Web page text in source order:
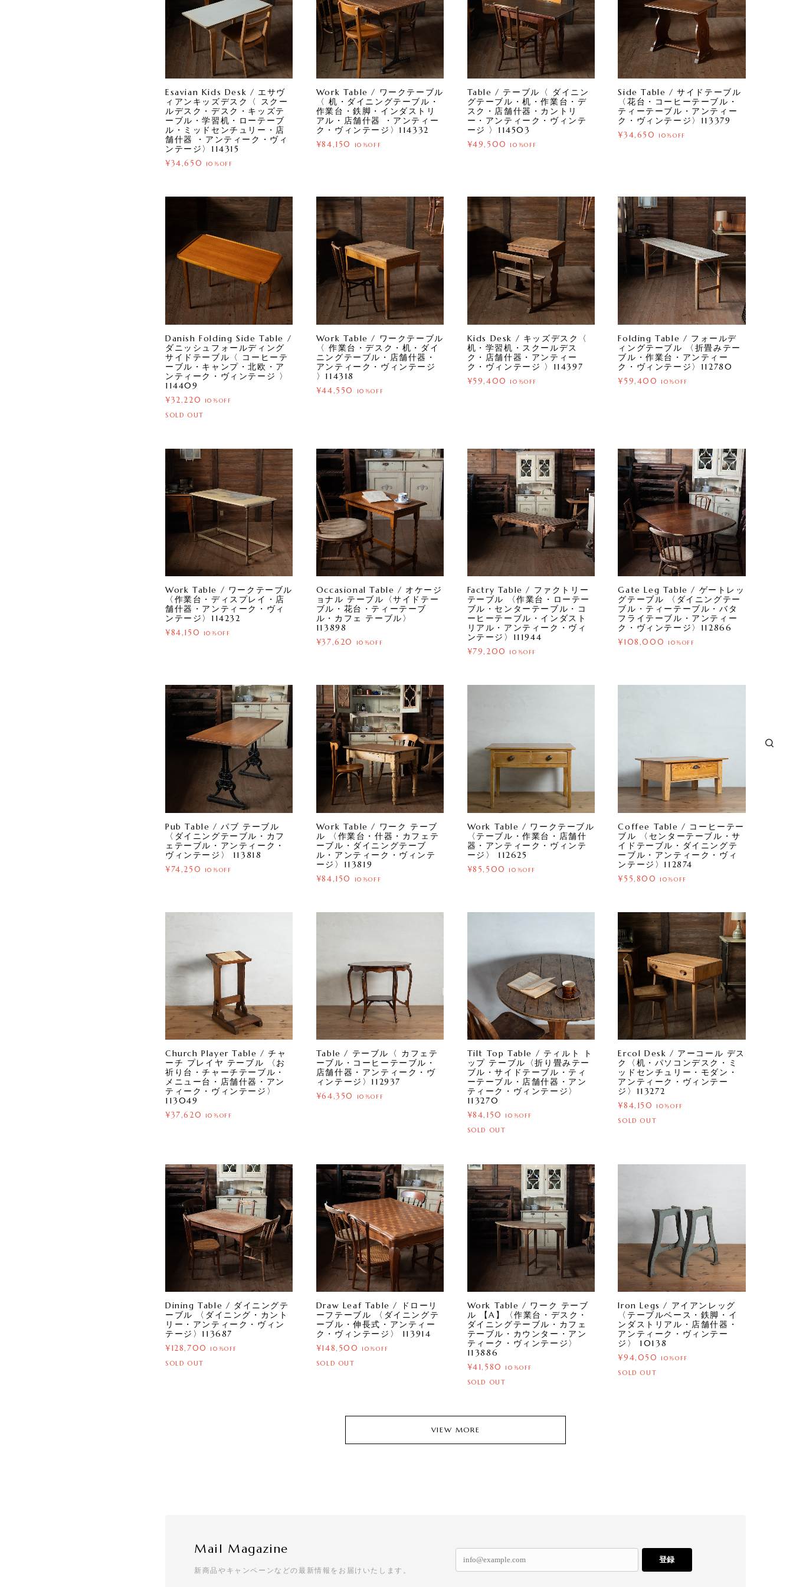
Esavian Kids Desk / エサヴ
ィアンキッズデスク〈 スクー
ルデスク・デスク・キッズテ
ーブル・学習机・ローテーブ
ル・ミッドセンチュリー・店
舗什器 ・アンティーク・ヴィ
ンテージ〉114315
¥34,650 10%OFF
Work Table / ワークテーブル
〈 机・ダイニングテーブル・
作業台・鉄脚・インダストリ
アル・店舗什器 ・アンティー
ク・ヴィンテージ〉114332
¥84,150 10%OFF
Table / テーブル〈 ダイニン
グテーブル・机・作業台・デ
スク・店舗什器・カントリ
ー・アンティーク・ヴィンテ
ージ 〉114503
¥49,500 10%OFF
Side Table / サイドテーブル
〈花台・コーヒーテーブル・
ティーテーブル・アンティー
ク・ヴィンテージ〉113379
¥34,650 10%OFF
Danish Folding Side Table /
ダニッシュフォールディング
サイドテーブル〈 コーヒーテ
ーブル・キャンプ・北欧・ア
ンティーク・ヴィンテージ 〉
114409
¥32,220 10%OFF
SOLD OUT
Work Table / ワークテーブル
〈 作業台・デスク・机・ダイ
ニングテーブル・店舗什器・
アンティーク・ヴィンテージ
〉114318
¥44,550 10%OFF
Kids Desk / キッズデスク〈
机・学習机・スクールデス
ク・店舗什器・アンティー
ク・ヴィンテージ 〉114397
¥59,400 10%OFF
Folding Table / フォールデ
ィングテーブル 〈折畳みテー
ブル・作業台・アンティー
ク・ヴィンテージ〉112780
¥59,400 10%OFF
Work Table / ワークテーブル
〈作業台・ディスプレイ・店
舗什器・アンティーク・ヴィ
ンテージ〉114232
¥84,150 10%OFF
Occasional Table / オケージ
ョナル テーブル〈サイドテー
ブル・花台・ティーテーブ
ル・カフェ テーブル〉
113898
¥37,620 10%OFF
Factry Table / ファクトリー
テーブル 〈作業台・ローテー
ブル・センターテーブル・コ
ーヒーテーブル・インダスト
リアル・アンティーク・ヴィ
ンテージ〉111944
¥79,200 10%OFF
Gate Leg Table / ゲートレッ
グテーブル 〈ダイニングテー
ブル・ティーテーブル・バタ
フライテーブル・アンティー
ク・ヴィンテージ〉112866
¥108,000 10%OFF
Pub Table / パブ テーブル
〈ダイニングテーブル・カフ
ェテーブル・アンティーク・
ヴィンテージ〉 113818
¥74,250 10%OFF
Work Table / ワーク テーブ
ル 〈作業台・什器・カフェテ
ーブル・ダイニングテーブ
ル・アンティーク・ヴィンテ
ージ〉113819
¥84,150 10%OFF
Work Table / ワークテーブル
〈テーブル・作業台・店舗什
器・アンティーク・ヴィンテ
ージ〉 112625
¥85,500 10%OFF
Coffee Table / コーヒーテー
ブル 〈センターテーブル・サ
イドテーブル・ダイニングテ
ーブル・アンティーク・ヴィ
ンテージ〉112874
¥55,800 10%OFF
Church Player Table / チャ
ーチ プレイヤ テーブル 〈お
祈り台・チャーチテーブル・
メニュー台・店舗什器・アン
ティーク・ヴィンテージ〉
113049
¥37,620 10%OFF
Table / テーブル〈 カフェテ
ーブル・コーヒーテーブル・
店舗什器・アンティーク・ヴ
ィンテージ〉112937
¥64,350 10%OFF
Tilt Top Table / ティルト ト
ップ テーブル〈折り畳みテー
ブル・サイドテーブル・ティ
ーテーブル・店舗什器・アン
ティーク・ヴィンテージ〉
113270
¥84,150 10%OFF
SOLD OUT
Ercol Desk / アーコール デス
ク〈机・パソコンデスク・ミ
ッドセンチュリー・モダン・
アンティーク・ヴィンテー
ジ〉113272
¥84,150 10%OFF
SOLD OUT
Dining Table / ダイニングテ
ーブル 〈ダイニング・カント
リー・アンティーク・ヴィン
テージ〉113687
¥128,700 10%OFF
SOLD OUT
Draw Leaf Table / ドローリ
ーフテーブル 〈ダイニングテ
ーブル・伸長式・アンティー
ク・ヴィンテージ〉 113914
¥148,500 10%OFF
SOLD OUT
Work Table / ワーク テーブ
ル 【A】〈作業台・デスク・
ダイニングテーブル・カフェ
テーブル・カウンター・アン
ティーク・ヴィンテージ〉
113886
¥41,580 10%OFF
SOLD OUT
Iron Legs / アイアンレッグ
〈テーブルベース・鉄脚・イ
ンダストリアル・店舗什器・
アンティーク・ヴィンテー
ジ〉 10138
¥94,050 10%OFF
SOLD OUT
VIEW MORE
Mail Magazine
新商品やキャンペーンなどの最新情報をお届けいたします。
登録